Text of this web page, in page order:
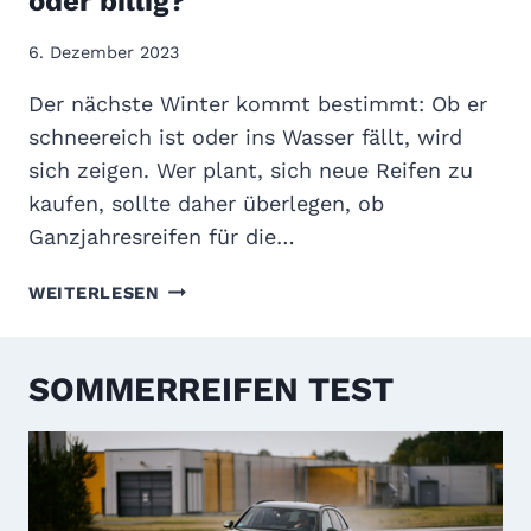
S
E
E
F
T
E
S
T
N
R
D
I
6. Dezember 2023
Der nächste Winter kommt bestimmt: Ob er
schneereich ist oder ins Wasser fällt, wird
sich zeigen. Wer plant, sich neue Reifen zu
kaufen, sollte daher überlegen, ob
Ganzjahresreifen für die…
WEITERLESEN G
I
T
E
R
SOMMERREIFEN TEST